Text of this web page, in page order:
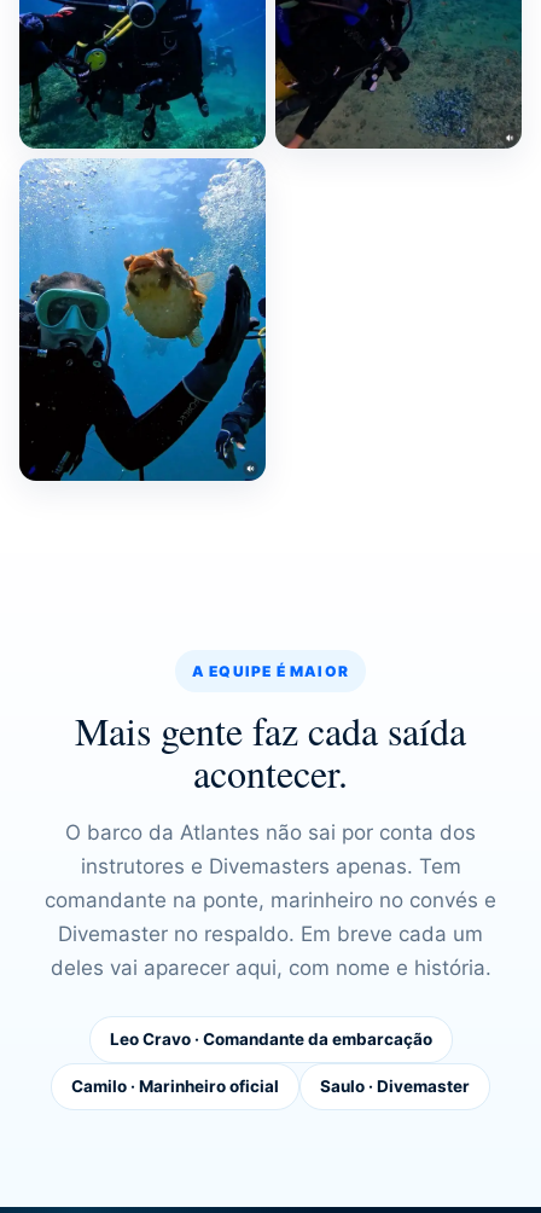
A EQUIPE É MAIOR
Mais gente faz cada saída
acontecer.
O barco da Atlantes não sai por conta dos
instrutores e Divemasters apenas. Tem
comandante na ponte, marinheiro no convés e
Divemaster no respaldo. Em breve cada um
deles vai aparecer aqui, com nome e história.
Leo Cravo · Comandante da embarcação
Camilo · Marinheiro oficial Saulo · Divemaster